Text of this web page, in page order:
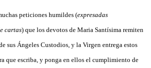
peticiones humildes (expresadas
cartas) que los devotos de Maria Santísima remiten
sus Ángeles Custodios, y la Virgen entrega estos
que escriba, y ponga en ellos el cumplimiento de